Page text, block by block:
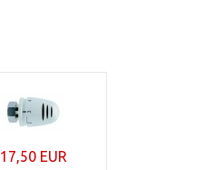
17,50 EUR